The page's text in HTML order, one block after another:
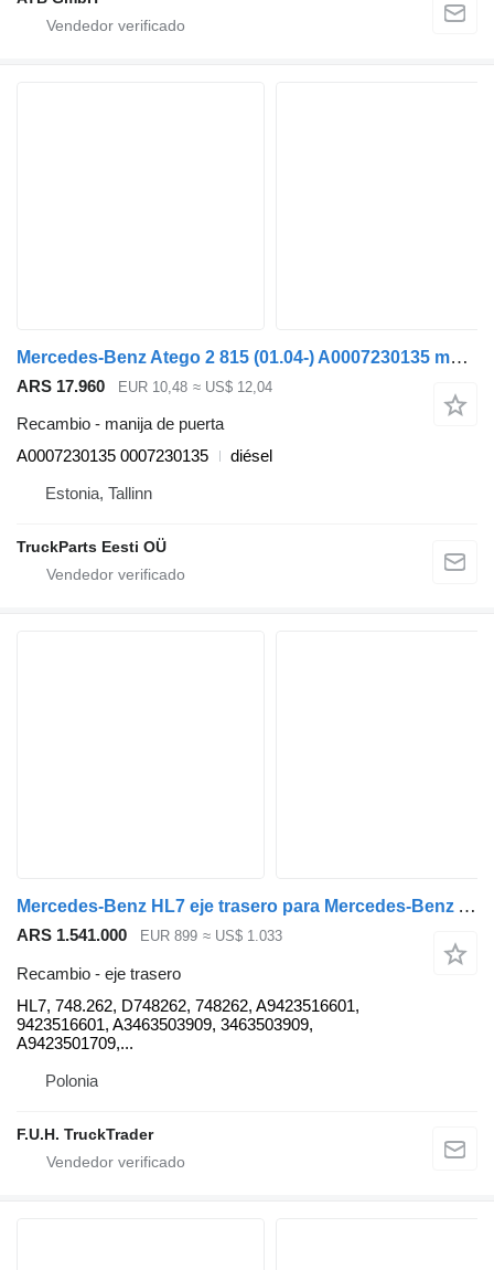
Mercedes-Benz Atego 2 815 (01.04-) A0007230135 manija de puerta para Mercedes-Benz Atego, Atego 2, Atego 3 (1996-) cabeza tractora
ARS 17.960 EUR 10,48 ≈ US$ 12,04
Recambio - manija de puerta
A0007230135 0007230135
diésel
Estonia, Tallinn
TruckParts Eesti OÜ
Mercedes-Benz HL7 eje trasero para Mercedes-Benz Actros Arocs Antos Econic Axor Atego 4x2 4x4 6x4 8x4 8x8 8x6 6x6 HL7 HL 7 camión
ARS 1.541.000 EUR 899 ≈ US$ 1.033
Recambio - eje trasero
HL7, 748.262, D748262, 748262, A9423516601,
9423516601, A3463503909, 3463503909,
A9423501709,...
Polonia
F.U.H. TruckTrader